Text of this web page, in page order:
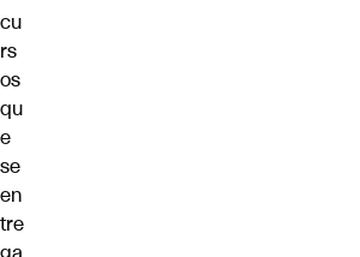
cu
rs
os
qu
e
se
en
tre